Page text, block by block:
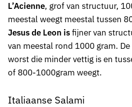
L’Acienne, grof van structuur,
meestal weegt meestal tussen
Jesus de Leon isfijner van
van meestal rond 1000 gram. De
worst die minder vettig is en
of 800-1000gram weegt.
Italiaanse Salami